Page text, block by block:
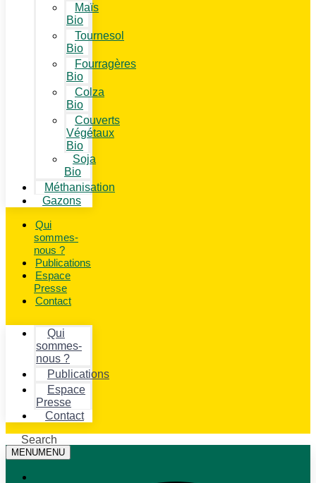
Maïs
Bio
Tournesol
Bio
Fourragères
Bio
Colza
Bio
Couverts
Végétaux
Bio
Soja
Bio
Méthanisation
Gazons
Qui
sommes-
nous ?
Publications
Espace
Presse
Contact
Qui
sommes-
nous ?
Publications
Espace
Presse
Contact
Search
MENUMENU